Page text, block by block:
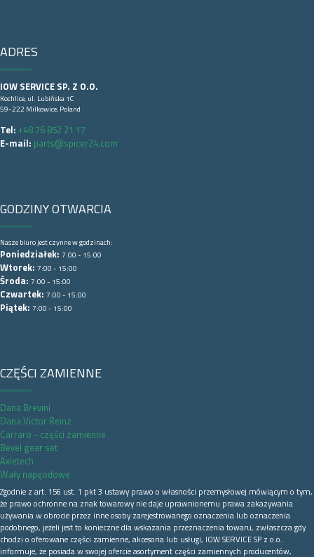
ADRES
IOW SERVICE SP. Z O.O.
Kochlice, ul. Lubińska 1C
59-222 Milkowice, Poland
Tel: +48 76 852 21 17
E-mail: parts@spicer24.com
GODZINY OTWARCIA
Nasze biuro jest czynne w godzinach:
Poniedziałek: 7:00 - 15:00
Wtorek: 7:00 - 15:00
Środa: 7:00 - 15:00
Czwartek: 7:00 - 15:00
Piątek: 7:00 - 15:00
CZĘŚCI ZAMIENNE
Dana Brevini
Dana Victor Reinz
Carraro - części zamienne
Bevel gear set
Axletech
Wały napęodowe
Zgodnie z art. 156 ust. 1 pkt 3 ustawy prawo o własności przemysłowej mówiącym o tym,
że prawo ochronne na znak towarowy nie daje uprawnionemu prawa zakazywania
używania w obrocie przez inne osoby zarejestrowanego oznaczenia lub oznaczenia
podobnego, jeżeli jest to konieczne dla wskazania przeznaczenia towaru, zwłaszcza gdy
chodzi o oferowane części zamienne, akcesoria lub usługi, IOW SERVICE SP z o.o.
informuje, że posiada w swojej ofercie asortyment części zamiennych producentów,